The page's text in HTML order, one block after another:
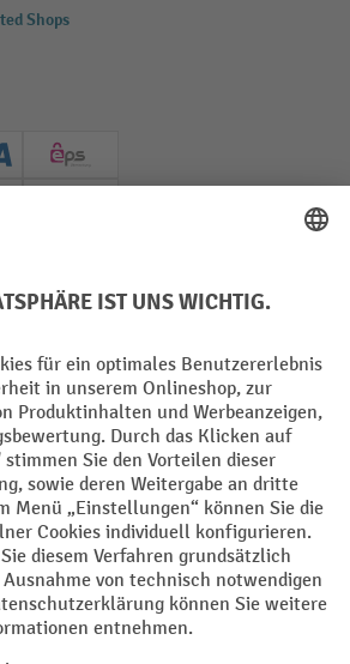
Shops
(Visa)
EPS
Datenschutz
Privacy Settings
Mehrwertsteuer zzgl.Versandkostenund ggf.
nicht anders angegeben.
der Vorrat reicht. Der Rabatt gilt nicht auf